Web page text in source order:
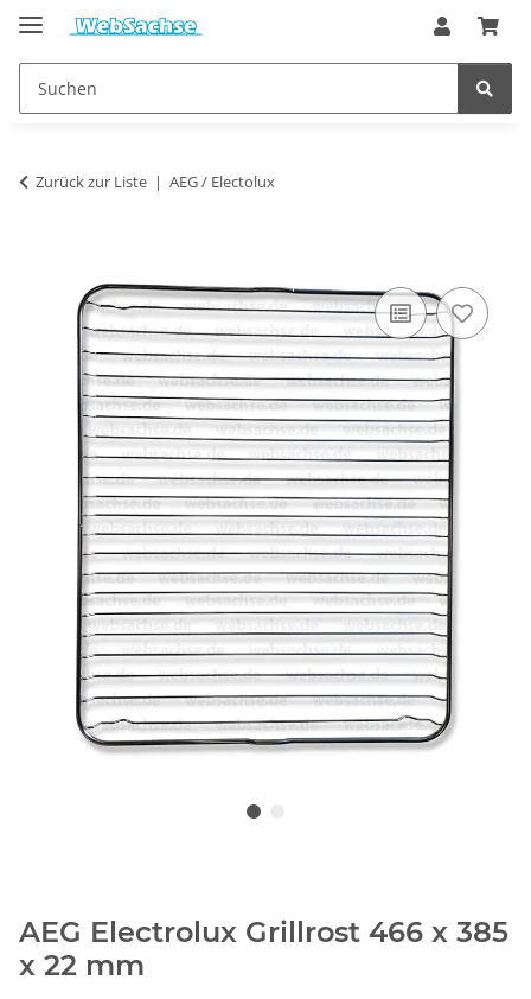
Zurück zur Liste AEG / Electolux
AEG Electrolux Grillrost 466 x 385
x 22 mm